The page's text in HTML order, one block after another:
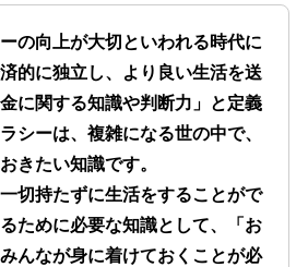
の向上が大切といわれる時代に
的に独立し、より良い生活を送
に関する知識や判断力」と定義
シーは、複雑になる世の中で、
きたい知識です。
切持たずに生活をすることがで
ために必要な知識として、「お
んなが身に着けておくことが必